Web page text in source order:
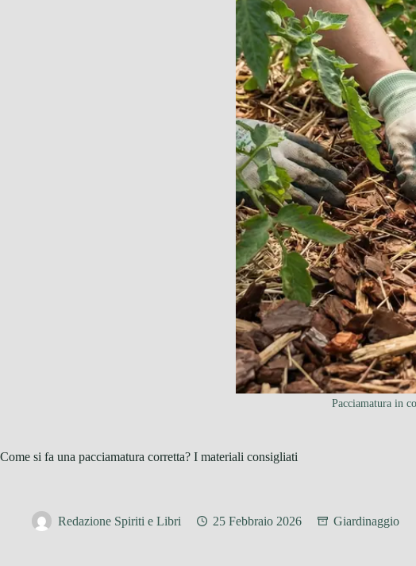
Pacciamatura in
Come si fa una pacciamatura corretta? I materiali consigliati
Redazione Spiriti e Libri 25 Febbraio 2026 Giardinaggio